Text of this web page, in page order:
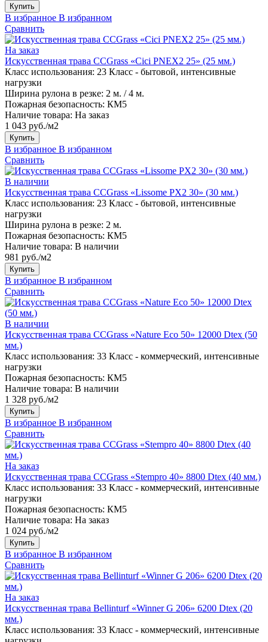
Купить
В избранное В избранном
Сравнить
На заказ
Искусственная трава CCGrass «Cici PNEX2 25» (25 мм.)
Класс использования: 23 Класс - бытовой, интенсивные
нагрузки
Ширина рулона в резке: 2 м. / 4 м.
Пожарная безопасность: КМ5
Наличие товара: На заказ
1 043 руб./м2
Купить
В избранное В избранном
Сравнить
В наличии
Искусственная трава CCGrass «Lissome PX2 30» (30 мм.)
Класс использования: 23 Класс - бытовой, интенсивные
нагрузки
Ширина рулона в резке: 2 м.
Пожарная безопасность: КМ5
Наличие товара: В наличии
981 руб./м2
Купить
В избранное В избранном
Сравнить
В наличии
Искусственная трава CCGrass «Nature Eco 50» 12000 Dtex (50
мм.)
Класс использования: 33 Класс - коммерческий, интенсивные
нагрузки
Пожарная безопасность: КМ5
Наличие товара: В наличии
1 328 руб./м2
Купить
В избранное В избранном
Сравнить
На заказ
Искусственная трава CCGrass «Stempro 40» 8800 Dtex (40 мм.)
Класс использования: 33 Класс - коммерческий, интенсивные
нагрузки
Пожарная безопасность: КМ5
Наличие товара: На заказ
1 024 руб./м2
Купить
В избранное В избранном
Сравнить
На заказ
Искусственная трава Bellinturf «Winner G 206» 6200 Dtex (20
мм.)
Класс использования: 33 Класс - коммерческий, интенсивные